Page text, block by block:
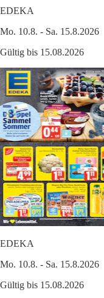
EDEKA
Mo. 10.8. - Sa. 15.8.2026
Gültig bis 15.08.2026
EDEKA
Mo. 10.8. - Sa. 15.8.2026
Gültig bis 15.08.2026